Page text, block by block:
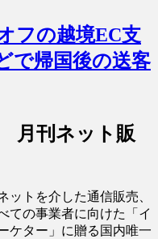
フの越境EC支
で帰国後の送客
月刊ネット販
ットを介した通信販売、
ての事業者に向けた「イ
ケター」に贈る国内唯一